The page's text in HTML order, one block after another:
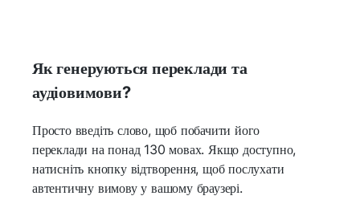
Як генеруються переклади та
аудіовимови?
Просто введіть слово, щоб побачити його
переклади на понад 130 мовах. Якщо доступно,
натисніть кнопку відтворення, щоб послухати
автентичну вимову у вашому браузері.